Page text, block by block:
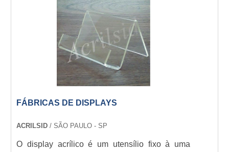
microempreendedores, empresas de todos os
portes, por rádios, companhias de cinema etc. A
intenção do serviço....
FÁBRICAS DE DISPLAYS
ACRILSID / SÃO PAULO - SP
O display acrílico é um utensílio fixo à uma